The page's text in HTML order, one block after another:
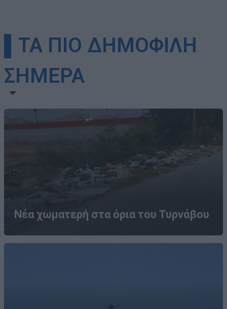
▌ΤΑ ΠΙΟ ΔΗΜΟΦΙΛΗ
ΣΗΜΕΡΑ
Νέα χωματερή στα όρια του Τυρνάβου